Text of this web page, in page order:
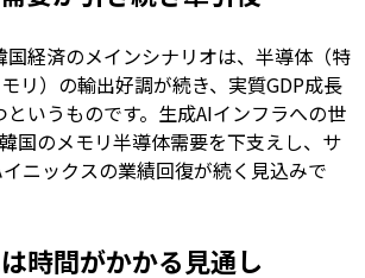
経済のメインシナリオは、半導体（特
リ）の輸出好調が続き、実質GDP成長
いうものです。生成AIインフラへの世
国のメモリ半導体需要を下支えし、サ
ニックスの業績回復が続く見込みで
時間がかかる見通し